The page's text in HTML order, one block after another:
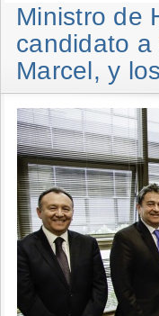
Ministro de
candidato
Marcel, y